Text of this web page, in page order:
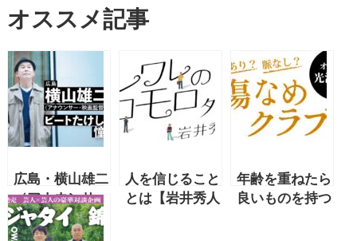
オススメ記事
広島・横山雄二
（アナウンサ
ー・映画監督・
小説家）、ビー
人を信じること
とは【岩井秀人
年齢を重ねたら
良いものを持つ